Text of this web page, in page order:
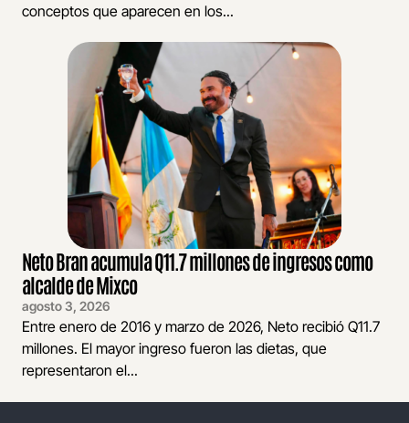
conceptos que aparecen en los...
Neto Bran acumula Q11.7 millones de ingresos como
alcalde de Mixco
agosto 3, 2026
Entre enero de 2016 y marzo de 2026, Neto recibió Q11.7
millones. El mayor ingreso fueron las dietas, que
representaron el...